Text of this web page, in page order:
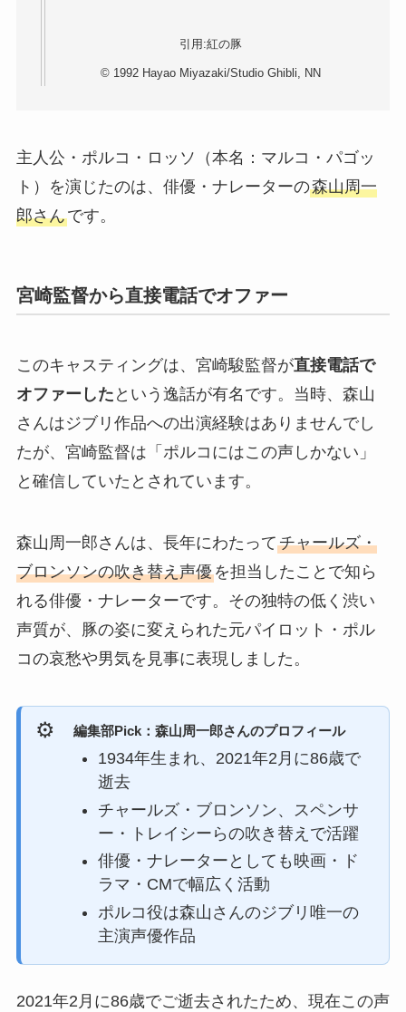
引用:紅の豚
© 1992 Hayao Miyazaki/Studio Ghibli, NN
主人公・ポルコ・ロッソ（本名：マルコ・パゴッ
ト）を演じたのは、俳優・ナレーターの森山周一
郎さんです。
宮崎監督から直接電話でオファー
このキャスティングは、宮崎駿監督が直接電話で
オファーした という逸話が有名です。当時、森山
さんはジブリ作品への出演経験はありませんでし
たが、宮崎監督は「ポルコにはこの声しかない」
と確信していたとされています。
森山周一郎さんは、長年にわたってチャールズ・
ブロンソンの吹き替え声優を担当したことで知ら
れる俳優・ナレーターです。その独特の低く渋い
声質が、豚の姿に変えられた元パイロット・ポル
コの哀愁や男気を見事に表現しました。
編集部Pick：森山周一郎さんのプロフィール
1934年生まれ、2021年2月に86歳で
逝去
チャールズ・ブロンソン、スペンサ
ー・トレイシーらの吹き替えで活躍
俳優・ナレーターとしても映画・ド
ラマ・CMで幅広く活動
ポルコ役は森山さんのジブリ唯一の
主演声優作品
2021年2月に86歳でご逝去されたため、現在この声